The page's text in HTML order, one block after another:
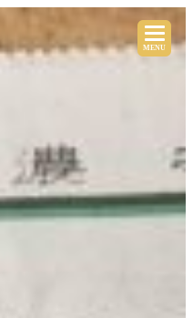
MENU